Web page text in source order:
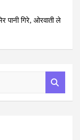
पानी गिरे, ओरवाती ले